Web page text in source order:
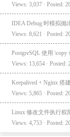
Views: 3,037 · Posted:
IDEA Debug 时模拟抛
Views: 8,621 · Posted:
Views: 13,654 · Posted:
Keepalived + Nginx 搭
Views: 5,865 · Posted:
Linux 修改文件执行权
Views: 4,753 · Posted: